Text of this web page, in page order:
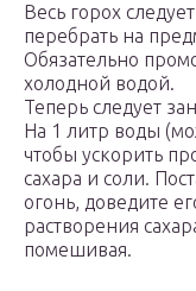
Весь горох
перебрать на
Обязательно
холодной водой.
Теперь следует
На 1 литр воды
чтобы ускорить
сахара и соли.
огонь, доведите
растворения
помешивая.